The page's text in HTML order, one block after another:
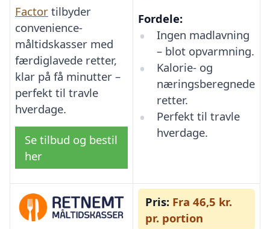
Factor tilbyder
convenience-
måltidskasser med
færdiglavede retter,
klar på få minutter –
perfekt til travle
hverdage.
Se tilbud og bestil
her
Fordele:
Ingen madlavning
– blot opvarmning.
Kalorie- og
næringsberegnede
retter.
Perfekt til travle
hverdage.
Pris: Fra 46,5 kr.
pr. portion